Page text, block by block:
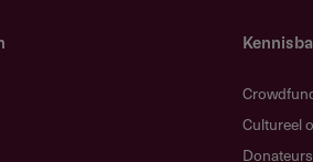
Cultureel